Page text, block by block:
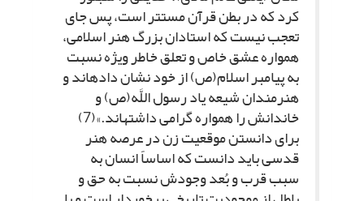
کرد که در بطن قرآن مستتر است، پس جاى
تعجب نیست که استادان بزرگ هنر اسلامى،
همواره عشق خاص و تعلق خاطر ویژه نسبت
به پیامبر اسلام(ص) از خود نشان داده‏اند و
هنرمندان شیعه یاد رسول اللَّه(ص) و
خاندانش را همواره گرامى داشته‏اند.»(7)
براى دانستن موقعیت زن در عرصه هنر
قدسى باید دانست که اساساً انسان به
سبب قرب و بُعد وجودش نسبت به حق و